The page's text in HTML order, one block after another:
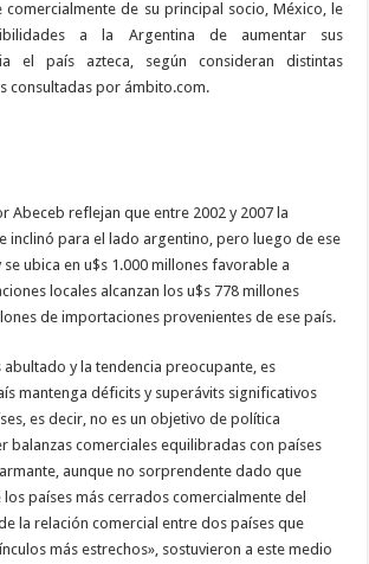
comercialmente de su principal socio, México, le
a la Argentina de aumentar sus
el país azteca, según consideran distintas
consultadas por ámbito.com.
Abeceb reflejan que entre 2002 y 2007 la
inclinó para el lado argentino, pero luego de ese
ubica en u$s 1.000 millones favorable a
locales alcanzan los u$s 778 millones
de importaciones provenientes de ese país.
abultado y la tendencia preocupante, es
mantenga déficits y superávits significativos
es decir, no es un objetivo de política
balanzas comerciales equilibradas con países
aunque no sorprendente dado que
países más cerrados comercialmente del
la relación comercial entre dos países que
más estrechos», sostuvieron a este medio